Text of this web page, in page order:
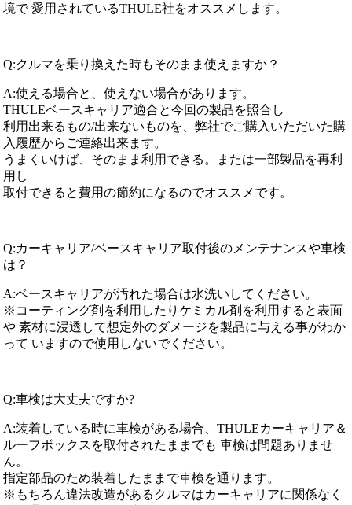
境で 愛用されているTHULE社をオススメします。
Q:クルマを乗り換えた時もそのまま使えますか？
A:使える場合と、使えない場合があります。
THULEベースキャリア適合と今回の製品を照合し
利用出来るもの/出来ないものを、弊社でご購入いただいた購
入履歴からご連絡出来ます。
うまくいけば、そのまま利用できる。または一部製品を再利
用し
取付できると費用の節約になるのでオススメです。
Q:カーキャリア/ベースキャリア取付後のメンテナンスや車検
は？
A:ベースキャリアが汚れた場合は水洗いしてください。
※コーティング剤を利用したりケミカル剤を利用すると表面
や 素材に浸透して想定外のダメージを製品に与える事がわか
って いますので使用しないでください。
Q:車検は大丈夫ですか?
A:装着している時に車検がある場合、THULEカーキャリア＆
ルーフボックスを取付されたままでも 車検は問題ありませ
ん。
指定部品のため装着したままで車検を通ります。
※もちろん違法改造があるクルマはカーキャリアに関係なく